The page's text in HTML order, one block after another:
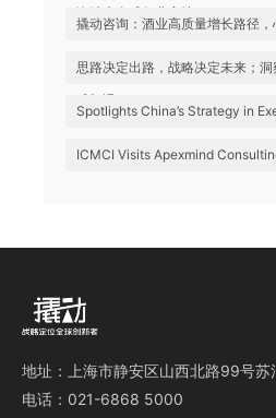
询站上全球行业高地
撬动咨询：酒业高质量增长路径
思路决定出路，战略决定未来；
球机遇
Spotlights China’s Strategy in
ICMCI Visits Apexmind
地址：上海市静安区山西北路99号苏
电话：021-6868 5000